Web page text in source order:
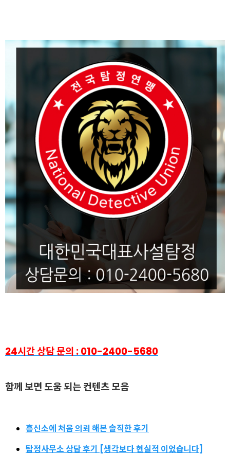
24시간 상담 문의 : 010-2400-5680
함께 보면 도움 되는 컨텐츠 모음
흥신소에 처음 의뢰 해본 솔직한 후기
탐정사무소 상담 후기 [생각보다 현실적 이었습니다]